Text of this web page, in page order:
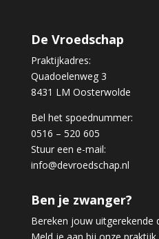
De Vroedschap
Praktijkadres:
Quadoelenweg 3
8431 LM Oosterwolde
Bel het spoednummer:
0516 – 520 605
Stuur een e-mail:
info@devroedschap.nl
Ben je zwanger?
Bereken jouw uitgerekende